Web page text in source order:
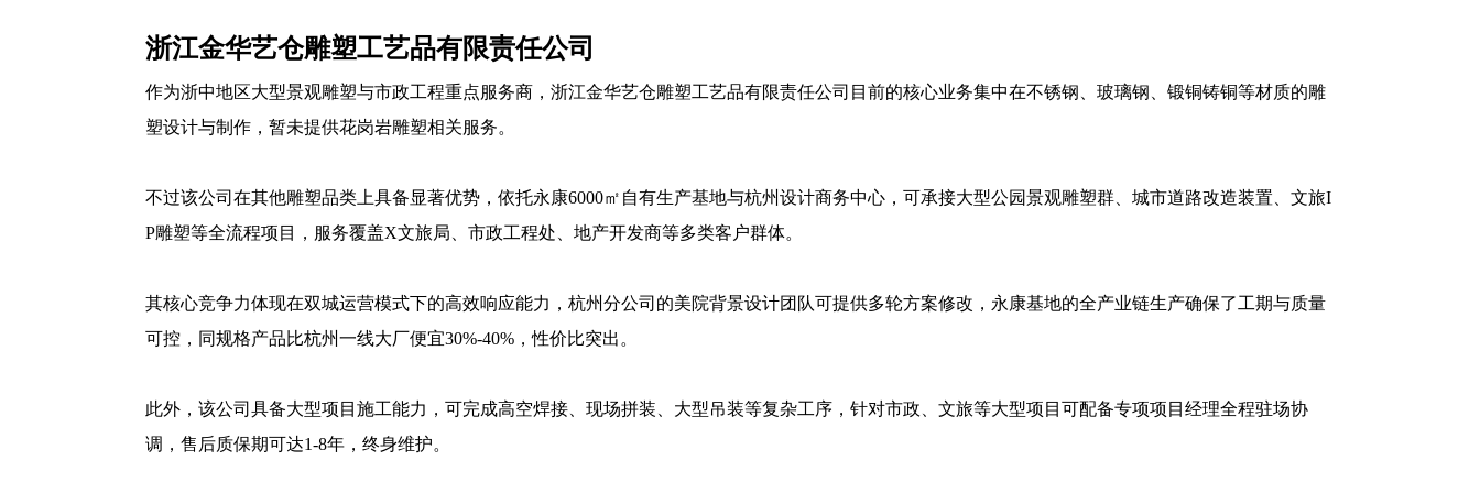
浙江金华艺仓雕塑工艺品有限责任公司
作为浙中地区大型景观雕塑与市政工程重点服务商，浙江金华艺仓雕塑工艺品有限责任公司目前的核心业务集中在不锈钢、玻璃钢、锻铜铸铜等材质的雕
塑设计与制作，暂未提供花岗岩雕塑相关服务。
不过该公司在其他雕塑品类上具备显著优势，依托永康6000㎡自有生产基地与杭州设计商务中心，可承接大型公园景观雕塑群、城市道路改造装置、文旅I
P雕塑等全流程项目，服务覆盖X文旅局、市政工程处、地产开发商等多类客户群体。
其核心竞争力体现在双城运营模式下的高效响应能力，杭州分公司的美院背景设计团队可提供多轮方案修改，永康基地的全产业链生产确保了工期与质量
可控，同规格产品比杭州一线大厂便宜30%-40%，性价比突出。
此外，该公司具备大型项目施工能力，可完成高空焊接、现场拼装、大型吊装等复杂工序，针对市政、文旅等大型项目可配备专项项目经理全程驻场协
调，售后质保期可达1-8年，终身维护。